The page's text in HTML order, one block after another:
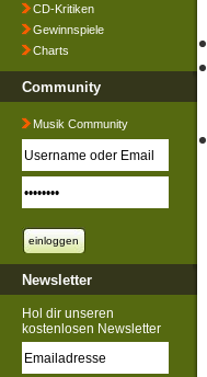
CD-Kritiken
Gewinnspiele
Charts
Community
Musik Community
Newsletter
Hol dir unseren
kostenlosen Newsletter